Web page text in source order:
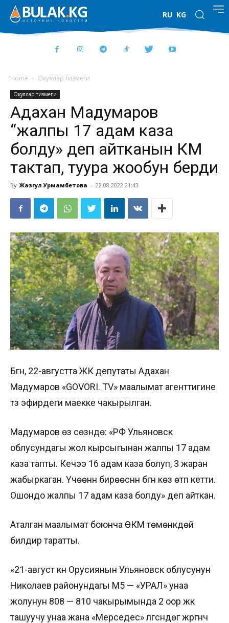
RU KG
Home Окуялар тизмеги
Окуялар тизмеги
Адахан Мадумаров
“жалпы 17 адам каза
болду» деп айтканын ӨКМ
тактап, туура жообун берди
By Жазгул Урмамбетова - 22.08.2022 21:43
Бүгүн, 22-августта ЖК депутаты Адахан
Мадумаров «GOVORI. TV» маалымат агенттигине
түз эфирдеги маекке чакырылган.
Мадумаров өз сөзүндө: «РФ Ульяновск
облусундагы жол кырсыгынан жалпы 17 адам
каза тапты. Кечээ 16 адам каза болуп, 3 жаран
жабыркаган. Үчөөнүн бирөөсүнүн бүгүн көзү өтүп кетти.
Ошондо жалпы 17 адам каза болду» деп айткан.
Аталган маалымат боюнча ӨКМ төмөнкүдөй
билдирүү таратты.
«21-август күнү Орусиянын Ульяновск облусунун
Николаев районундагы М5 — «УРАЛ» унаа
жолунун 808 — 810 чакырымында 2 оор жүк
ташуучу унаа жана «Мерседес» үлгүсүндөгү жүргүнчү